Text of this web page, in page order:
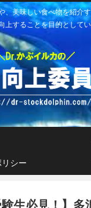
、美味しい食べ物を紹介
上することを目的として
シー
験生必見！】多